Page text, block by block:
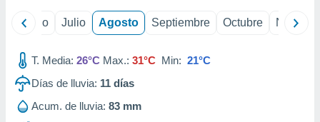
Junio Julio Agosto Septiembre Octubre
T. Media: 26°C Max.: 31°C Min: 21°C
Días de lluvia: 11 días
Acum. de lluvia: 83 mm